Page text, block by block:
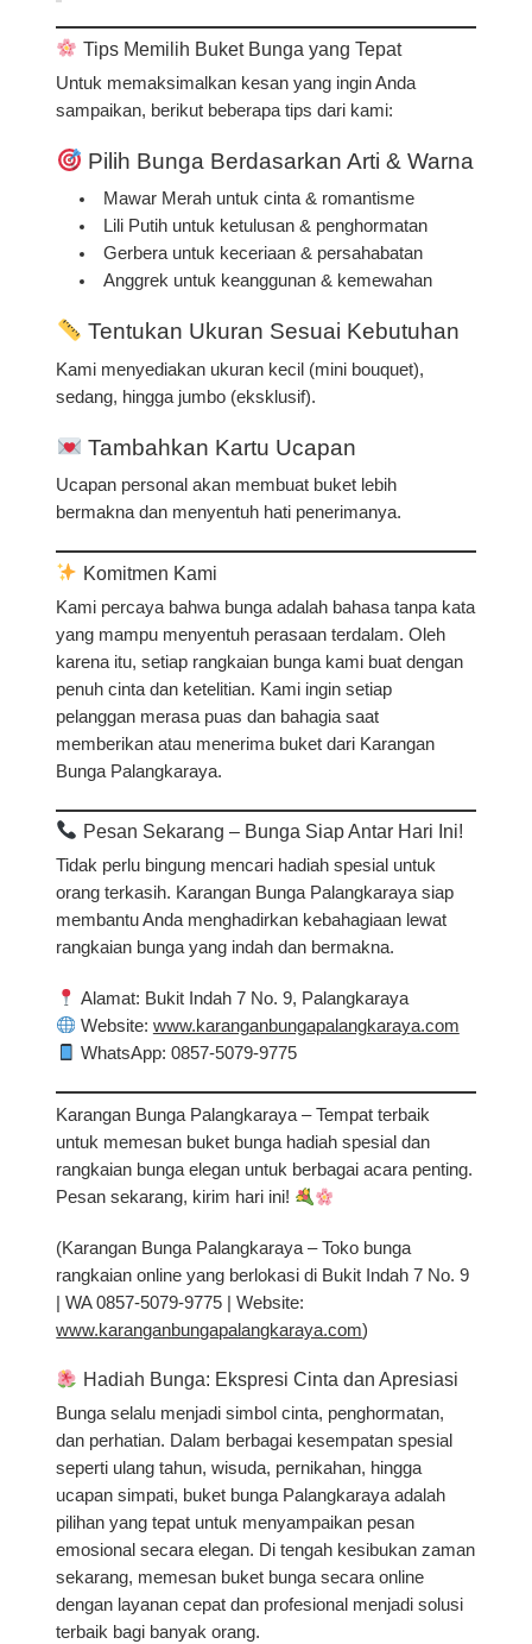
Tips Memilih Buket Bunga yang Tepat
Untuk memaksimalkan kesan yang ingin Anda
sampaikan, berikut beberapa tips dari kami:
Pilih Bunga Berdasarkan Arti & Warna
Mawar Merahuntuk cinta & romantisme
Lili Putihuntuk ketulusan & penghormatan
Gerberauntuk keceriaan & persahabatan
Anggrekuntuk keanggunan & kemewahan
Tentukan Ukuran Sesuai Kebutuhan
Kami menyediakan ukuran kecil (mini bouquet),
sedang, hingga jumbo (eksklusif).
Tambahkan Kartu Ucapan
Ucapan personal akan membuat buket lebih
bermakna dan menyentuh hati penerimanya.
Komitmen Kami
Kami percaya bahwa bunga adalah bahasa tanpa kata
yang mampu menyentuh perasaan terdalam. Oleh
karena itu, setiap rangkaian bunga kami buat dengan
penuh cinta dan ketelitian. Kami ingin setiap
pelanggan merasa puas dan bahagia saat
memberikan atau menerima buket dari Karangan
Bunga Palangkaraya.
Pesan Sekarang – Bunga Siap Antar Hari Ini!
Tidak perlu bingung mencari hadiah spesial untuk
orang terkasih. Karangan Bunga Palangkaraya siap
membantu Anda menghadirkan kebahagiaan lewat
rangkaian bunga yang indah dan bermakna.
Alamat: Bukit Indah 7 No. 9, Palangkaraya
Website: www.karanganbungapalangkaraya.com
WhatsApp: 0857-5079-9775
Karangan Bunga Palangkaraya – Tempat terbaik
untuk memesan buket bunga hadiah spesial dan
rangkaian bunga elegan untuk berbagai acara penting.
Pesan sekarang, kirim hari ini!
(Karangan Bunga Palangkaraya – Toko bunga
rangkaian online yang berlokasi di Bukit Indah 7 No. 9
| WA 0857-5079-9775 | Website:
www.karanganbungapalangkaraya.com)
Hadiah Bunga: Ekspresi Cinta dan Apresiasi
Bunga selalu menjadi simbol cinta, penghormatan,
dan perhatian. Dalam berbagai kesempatan spesial
seperti ulang tahun, wisuda, pernikahan, hingga
ucapan simpati, buket bunga Palangkaraya adalah
pilihan yang tepat untuk menyampaikan pesan
emosional secara elegan. Di tengah kesibukan zaman
sekarang, memesan buket bunga secara online
dengan layanan cepat dan profesional menjadi solusi
terbaik bagi banyak orang.